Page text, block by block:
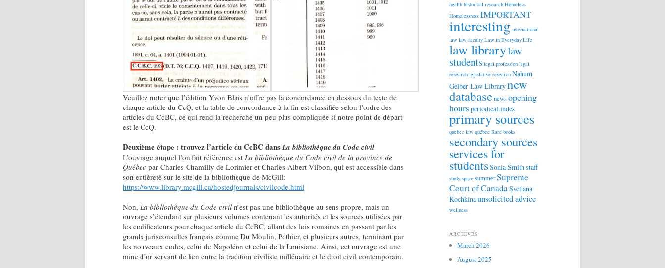
Veuillez noter que l’édition Yvon Blais n’offre pas la concordance en dessous du texte de
chaque article du CcQ, et la table de concordance à la fin est classifiée selon l’ordre des
articles du CcBC, ce qui rend la recherche un peu plus compliquée si notre point de départ
est le CcQ.
Deuxième étape : trouvez l’article du CcBC dansLa bibliothèque du Code civil
L’ouvrage auquel l’on fait référence est La bibliothèque du Code civil de la province de
Québec par Charles-Chamilly de Lorimier et Charles-Albert Vilbon, qui est accessible dans
son entièreté sur le site de la bibliothèque de McGill:
https://www.library.mcgill.ca/hostedjournals/civilcode.html
Non, La bibliothèque du Code civil n’est pas une bibliothèque au sens propre, mais un
ouvrage s’étendant sur plusieurs volumes contenant les autorités et les sources utilisées par
les codificateurs pour chaque article du CcBC, allant des lois romaines en passant par les
grands jurisconsultes français comme Du Moulin, Pothier, et plusieurs autres, terminant par
les nouveaux codes, celui de Napoléon et celui de la Louisiane. Ainsi, cet ouvrage est une
mine d’or servant de lien entre la tradition civiliste millénaire et le droit civil contemporain.
health historical research Homeless
Homelessness IMPORTANT
interesting international
law law faculty Law in Everyday Life
law librarylaw
students legal profession legal
research legislative research Nahum
Gelber Law Librarynew
databasenewsopening
hoursperiodical index
primary sources
quebec law québec Rare books
secondary sources
services for
studentsSonia Smithstaff
study space summerSupreme
Court of CanadaSvetlana
Kochkinaunsolicited advice
wellness
ARCHIVES
March 2026
August 2025